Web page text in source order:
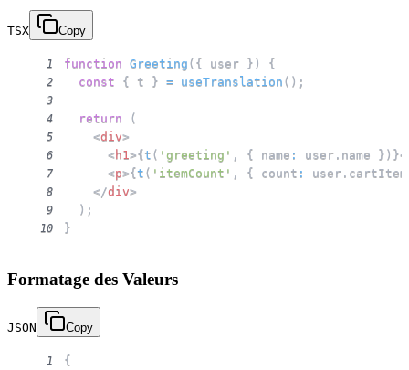
TSX Copy
1 function Greeting ( { user } ) {
2 const { t } = useTranslation ( ) ;
3
4
return (
5 <div>
6 < h1>{t ( 'greeting' , { name : user . name } ) }
7 <p>{t ( 'itemCount' , { count : user .
8 </div>
9 ) ;
10 }
Formatage des Valeurs
JSON Copy
1 {